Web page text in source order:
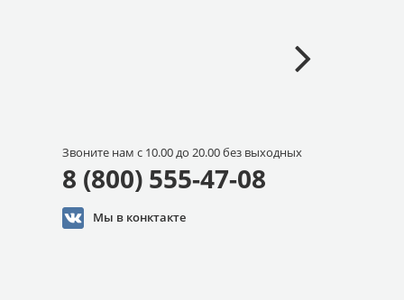
Звоните нам с 10.00 до 20.00 без выходных
8 (800) 555-47-08
Мы в конктакте